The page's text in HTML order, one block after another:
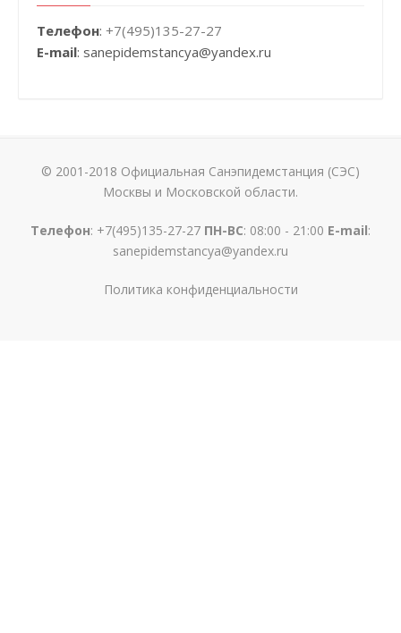
Телефон: +7(495)135-27-27
E-mail: sanepidemstancya@yandex.ru
© 2001-2018 Официальная Санэпидемстанция (СЭС)
Москвы и Московской области.
Телефон: +7(495)135-27-27 ПН-ВС: 08:00 - 21:00 E-mail:
sanepidemstancya@yandex.ru
Политика конфиденциальности